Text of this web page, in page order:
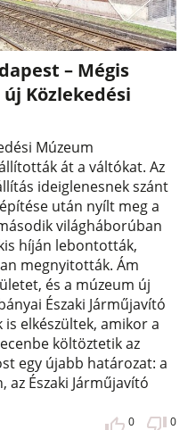
– Mégis
Közlekedési
Múzeum
át a váltókat. Az
ideiglenesnek szánt
után nyílt meg a
világháborúban
híján lebontották,
megnyitották. Ám
és a múzeum új
Északi Járműjavító
elkészültek, amikor a
költöztetik az
egy újabb határozat: a
az Északi Járműjavító
0 0